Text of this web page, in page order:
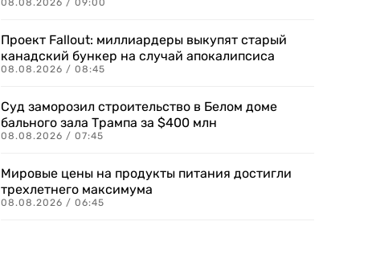
08.08.2026 / 09:00
Проект Fallout: миллиардеры выкупят старый
канадский бункер на случай апокалипсиса
08.08.2026 / 08:45
Суд заморозил строительство в Белом доме
бального зала Трампа за $400 млн
08.08.2026 / 07:45
Мировые цены на продукты питания достигли
трехлетнего максимума
08.08.2026 / 06:45